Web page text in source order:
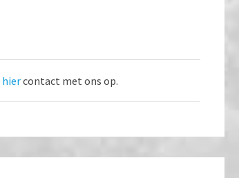
hiercontact met ons op.